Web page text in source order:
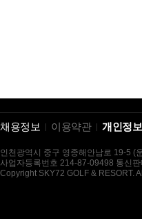
채용정보 이용약관 개인정
인천광역시 중구 영종해안남로 19-5 (
사업자등록번호 214-87-09498 통신
Copyright SKY72 GOLF & RESORT.